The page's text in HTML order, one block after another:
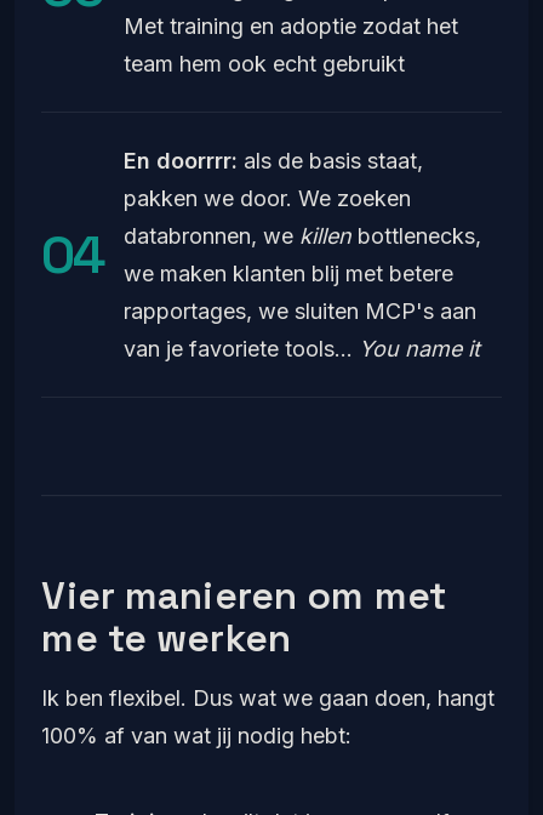
Met training en adoptie zodat het
team hem ook echt gebruikt
En doorrrr: als de basis staat,
pakken we door. We zoeken
databronnen, we killen bottlenecks,
we maken klanten blij met betere
rapportages, we sluiten MCP's aan
van je favoriete tools... You name it
Vier manieren om met
me te werken
Ik ben flexibel. Dus wat we gaan doen, hangt
100% af van wat jij nodig hebt: